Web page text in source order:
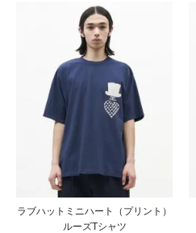
ラブハットミニハート（プリント）
ルーズTシャツ